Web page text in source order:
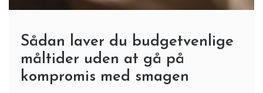
Sådan laver du budgetvenlige
måltider uden at gå på
kompromis med smagen